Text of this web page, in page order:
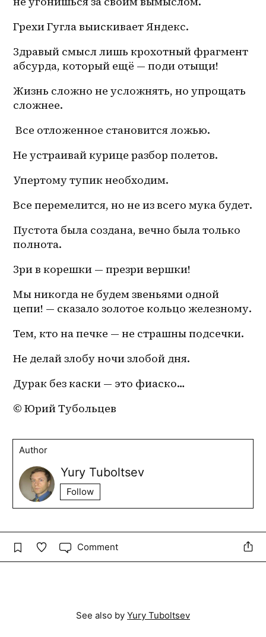
Грехи Гугла выискивает Яндекс.
Здравый смысл лишь крохотный фрагмент
абсурда, который ещё — поди отыщи!
Жизнь сложно не усложнять, но упрощать
сложнее.
Все отложенное становится ложью.
Не устраивай курице разбор полетов.
Упертому тупик необходим.
Все перемелится, но не из всего мука будет.
Пустота была создана, вечно была только
полнота.
Зри в корешки — презри вершки!
Мы никогда не будем звеньями одной
Тем, кто на печке — не страшны подсечки.
Не делай злобу ночи злобой дня.
Дурак без каски — это фиаско…
© Юрий Тубольцев
Author
Yury Tuboltsev
Follow
Comment
See also by Yury Tuboltsev